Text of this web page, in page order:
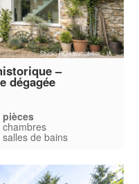
–
dégagée
pièces
chambres
salles de bains